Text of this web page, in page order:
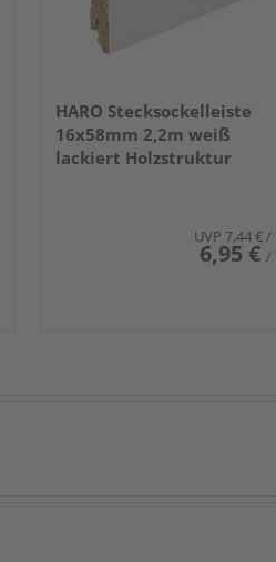
HARO Stecksockelleiste
16x58mm 2,2m weiß
lackiert Holzstruktur
UVP 7,44 € /
6,95 € /